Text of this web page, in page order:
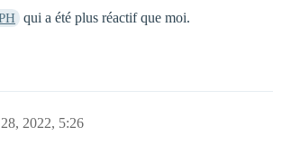
qui a été plus réactif que moi.
2022, 5:26